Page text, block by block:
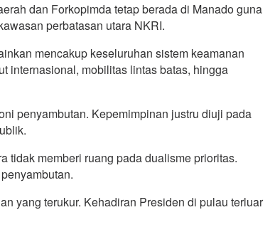
dan Forkopimda tetap berada di Manado guna
perbatasan utara NKRI.
mencakup keseluruhan sistem keamanan
internasional, mobilitas lintas batas, hingga
penyambutan. Kepemimpinan justru diuji pada
tidak memberi ruang pada dualisme prioritas.
yang terukur. Kehadiran Presiden di pulau terluar